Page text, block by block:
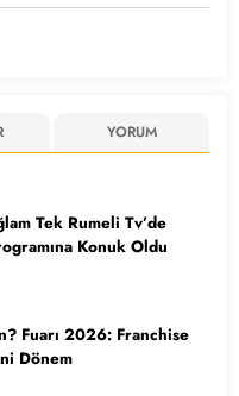
YORUM
Tek Rumeli Tv’de
Konuk Oldu
Fuarı 2026: Franchise
Dönem